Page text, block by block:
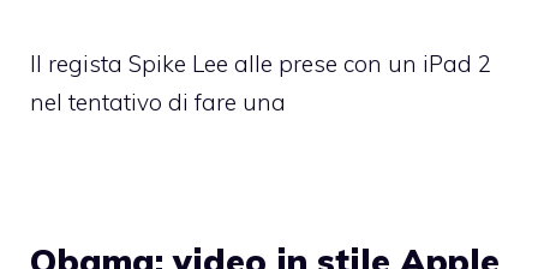
Il regista Spike Lee alle prese con un iPad 2
nel tentativo di fare una